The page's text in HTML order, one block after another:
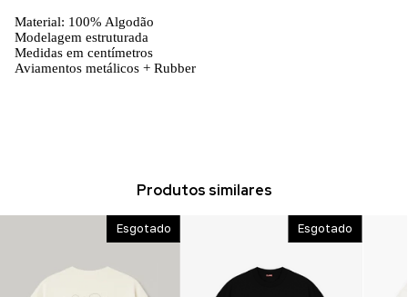
Material: 100% Algodão
Modelagem estruturada
Medidas em centímetros
Aviamentos metálicos + Rubber
Produtos similares
Esgotado Esgotado